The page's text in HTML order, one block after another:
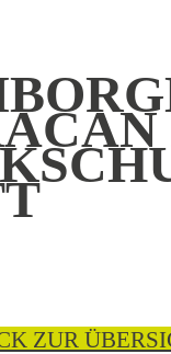
ZUR